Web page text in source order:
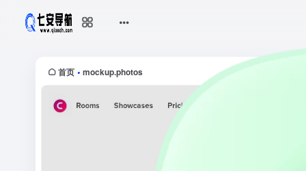
首页 • mockup.photos
mockup.photos是免费在线场景样机